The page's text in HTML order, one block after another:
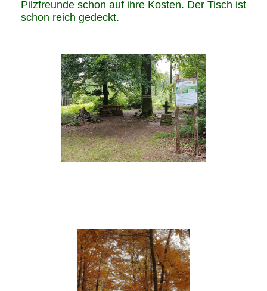
Pilzfreunde schon auf ihre Kosten. Der Tisch ist
schon reich gedeckt.